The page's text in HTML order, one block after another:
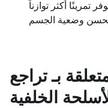
تمرينًا أكثر توازناً
بـ تراجع
الخلفية